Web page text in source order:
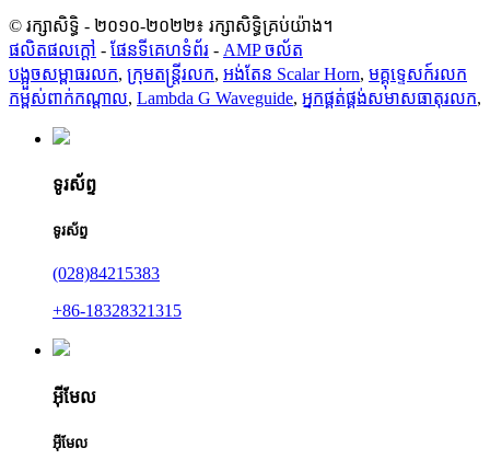
© រក្សាសិទ្ធិ - ២០១០-២០២២៖ រក្សាសិទ្ធិគ្រប់យ៉ាង។
ផលិតផលក្តៅ - ផែនទីគេហទំព័រ - AMP ចល័ត
បង្អួចសម្ពាធរលក, ក្រុមតន្រ្តីរលក, អង់តែន Scalar Horn, មគ្គុទ្ទេសក៍រលក
កម្ពស់ពាក់កណ្តាល, Lambda G Waveguide, អ្នកផ្គត់ផ្គង់សមាសធាតុរលក,
ទូរស័ព្ទ
ទូរស័ព្ទ
(028)84215383
+86-18328321315
អ៊ីមែល
អ៊ីមែល